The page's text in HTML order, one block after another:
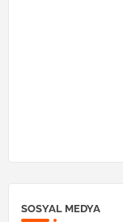
SOSYAL MEDYA